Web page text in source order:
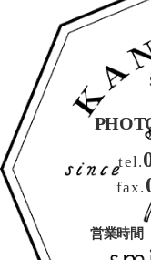
tel.
fax.
営業時間